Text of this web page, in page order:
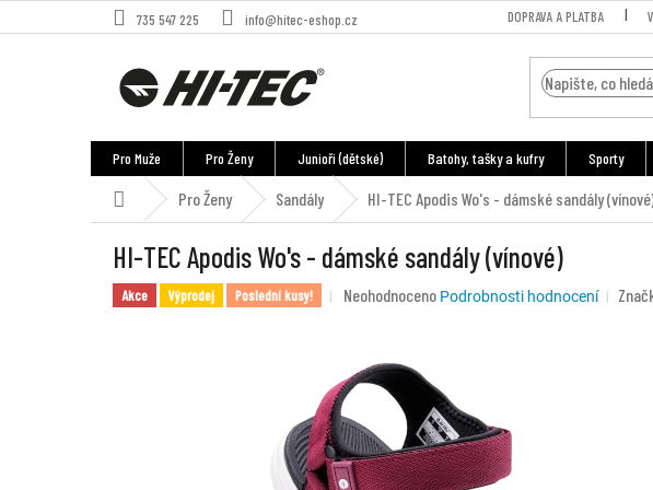
na
735 547 225 info@hitec-eshop.cz DOPRAVA A PLATBA
Pro Muže Pro Ženy Junioři (dětské) Batohy, tašky a kufry Sporty
Domů Pro Ženy Sandály HI-TEC Apodis Wo's - dámské sandály
HI-TEC Apodis Wo's - dámské sandály (vínové)
Akce Výprodej Poslední kusy!
Průměrné
0,0
z
5
hvězdiček.
Neohodnoceno Podrobnosti hodnocení